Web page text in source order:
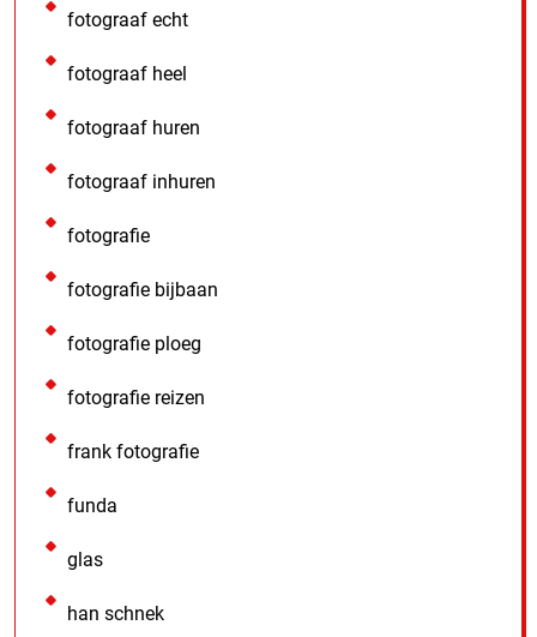
fotograaf echt
fotograaf heel
fotograaf huren
fotograaf inhuren
fotografie
fotografie bijbaan
fotografie ploeg
fotografie reizen
frank fotografie
funda
glas
han schnek